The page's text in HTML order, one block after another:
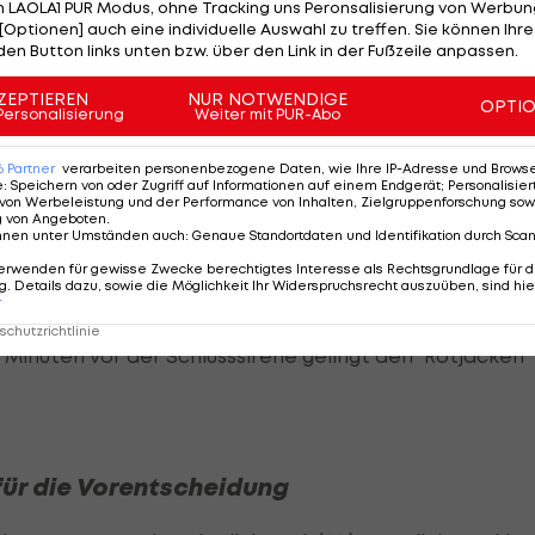
Offensivdruck hoch
Abschlüsse. Zwei Minuten vor der zweiten
über eine 2:0-Führung jubeln.
Pass mit einem Schlagschuss. Allerdings hält Finn
der Treffer wird nach dem Videobeweis aberkannt.
den Offensivdruck hoch. Fehervar verbucht
vor der Schlusssirene gelingt den "Rotjacken"
die Vorentscheidung
PUR Modus, ohne Tracking uns Peronsalisierung von
auch eine individuelle Auswahl zu treffen. Sie können
Button links unten bzw. über den Link in der Fußzeile anpassen.
NUR NOTWENDIGE
Weiter mit PUR-Abo
Partner verarbeiten personenbezogene Daten, wie Ihre IP-Adresse und
: Speichern von oder Zugriff auf Informationen auf einem Endgerät;
Werbeleistung und der Performance von Inhalten, Zielgruppenforschung
von Angeboten.
unter Umständen auch: Genaue Standortdaten und Identifikation durch
für gewisse Zwecke berechtigtes Interesse als Rechtsgrundlage für
Details dazu, sowie die Möglichkeit Ihr Widerspruchsrecht auszuüben, sind